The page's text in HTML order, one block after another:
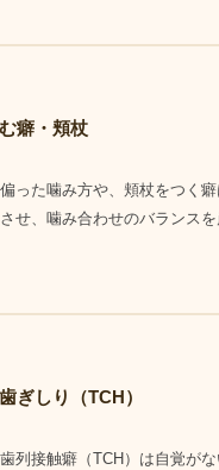
癖・頬杖
った噛み方や、頬杖をつく
せ、噛み合わせのバランス
ぎしり（TCH）
列接触癖（TCH）は自覚が